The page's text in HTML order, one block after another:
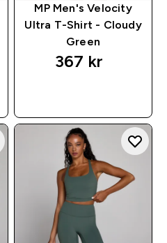
MP Men's Velocity
Ultra T-Shirt - Cloudy
Green
367 kr‎